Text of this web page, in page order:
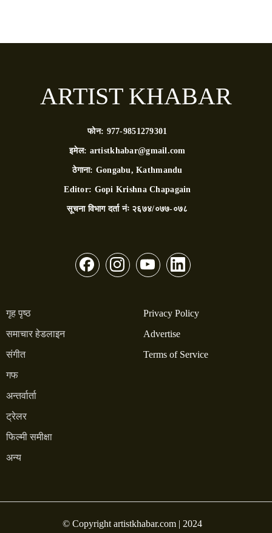
ARTIST KHABAR
फोन: 977-9851279301
इमेल: artistkhabar@gmail.com
ठेगाना: Gongabu, Kathmandu
Editor: Gopi Krishna Chapagain
सूचना विभाग दर्ता नंः २६७४/०७७-०७८
गृह पृष्ठ
समाचार हेडलाइन
संगीत
गफ
अन्तर्वार्ता
ट्रेलर
फिल्मी समीक्षा
अन्य
Privacy Policy
Advertise
Terms of Service
© Copyright artistkhabar.com | 2024